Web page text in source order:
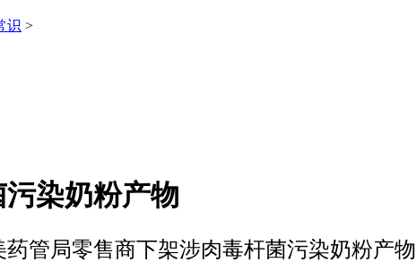
识 >
染奶粉产物
药管局零售商下架涉肉毒杆菌污染奶粉产物